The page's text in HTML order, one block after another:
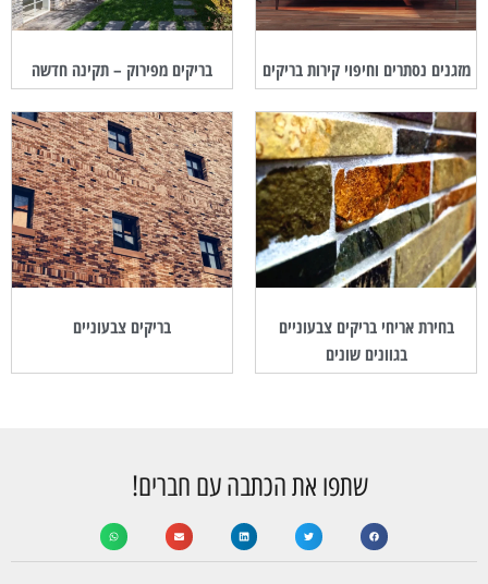
מזגנים נסתרים וחיפוי קירות בריקים בריקים מפירוק – תקינה חדשה
בחירת אריחי בריקים צבעוניים
בגוונים שונים
בריקים צבעוניים
שתפו את הכתבה עם חברים!